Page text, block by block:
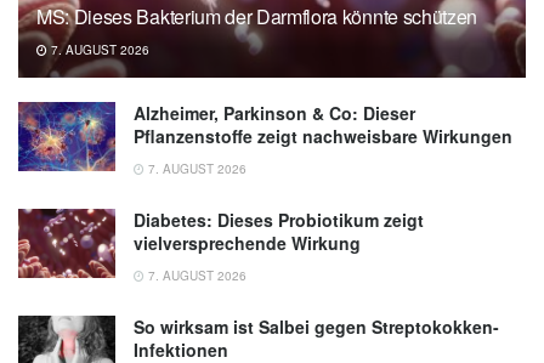
MS: Dieses Bakterium der Darmflora könnte schützen
7. AUGUST 2026
Alzheimer, Parkinson & Co: Dieser
Pflanzenstoffe zeigt nachweisbare Wirkungen
7. AUGUST 2026
Diabetes: Dieses Probiotikum zeigt
vielversprechende Wirkung
7. AUGUST 2026
So wirksam ist Salbei gegen Streptokokken-
Infektionen